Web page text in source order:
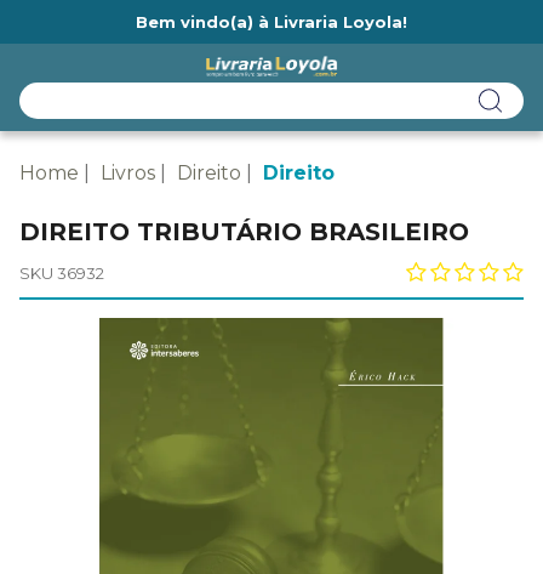
Bem vindo(a) à Livraria Loyola!
Home Livros Direito Direito
DIREITO TRIBUTÁRIO BRASILEIRO
SKU 36932